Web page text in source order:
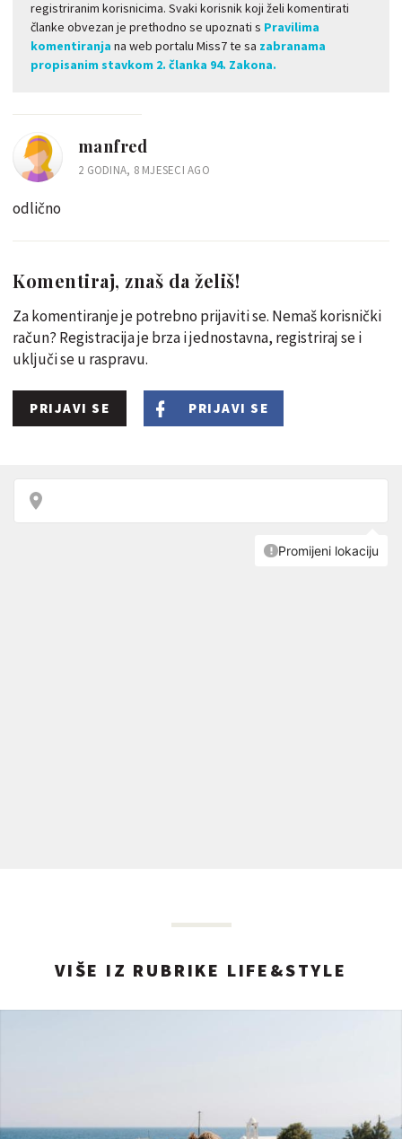
registriranim korisnicima. Svaki korisnik koji želi komentirati
članke obvezan je prethodno se upoznati s Pravilima
komentiranja na web portalu Miss7 te sa zabranama
propisanim stavkom 2. članka 94. Zakona.
manfred
2 GODINA, 8 MJESECI AGO
odlično
Komentiraj, znaš da želiš!
Za komentiranje je potrebno prijaviti se. Nemaš korisnički
račun? Registracija je brza i jednostavna, registriraj se i
uključi se u raspravu.
PRIJAVI SE PRIJAVI SE
VIŠE IZ RUBRIKE LIFE&STYLE